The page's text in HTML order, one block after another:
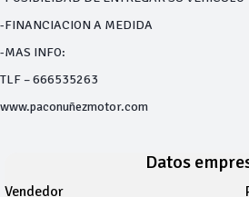
-FINANCIACION A MEDIDA
-MAS INFO:
TLF – 666535263
www.paconuñezmotor.com
Datos
Vendedor